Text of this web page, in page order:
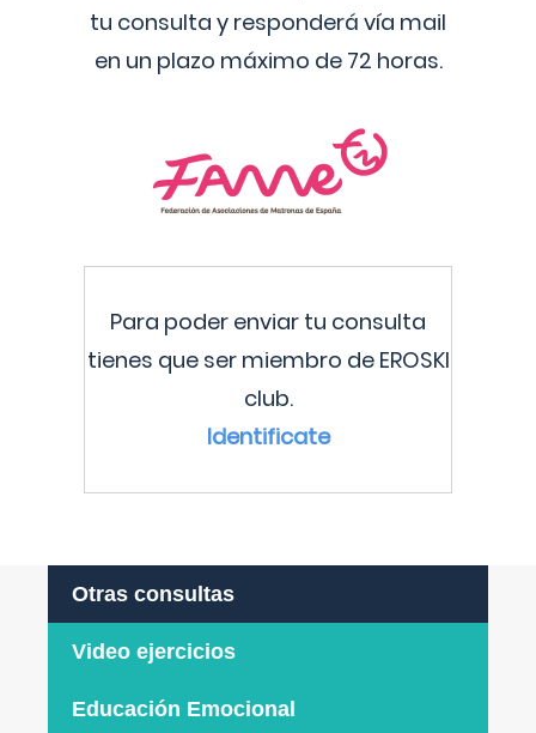
tu consulta y responderá vía mail
en un plazo máximo de 72 horas.
Para poder enviar tu consulta
tienes que ser miembro de EROSKI
club.
Identificate
Otras consultas
Video ejercicios
Educación Emocional